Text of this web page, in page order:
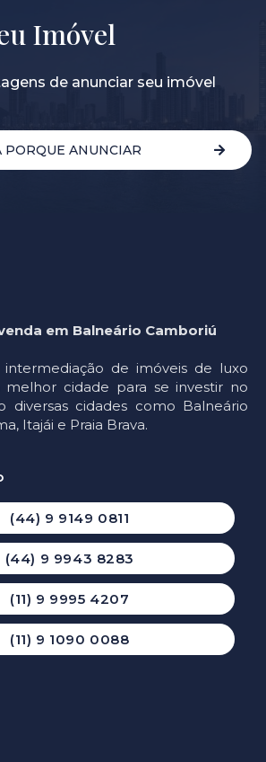
Imóvel
de anunciar seu imóvel
PORQUE ANUNCIAR
em Balneário Camboriú
intermediação de imóveis de luxo
cidade para se investir no
diversas cidades como Balneário
Itajái e Praia Brava.
(44) 9 9149 0811
(44) 9 9943 8283
(11) 9 9995 4207
(11) 9 1090 0088